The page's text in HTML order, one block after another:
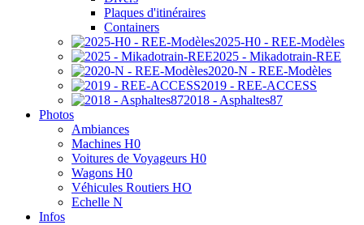
Plaques d'itinéraires
Containers
2025-H0 - REE-Modèles
2025 - Mikadotrain-REE
2020-N - REE-Modèles
2019 - REE-ACCESS
2018 - Asphaltes87
Photos
Ambiances
Machines H0
Voitures de Voyageurs H0
Wagons H0
Véhicules Routiers HO
Echelle N
Infos